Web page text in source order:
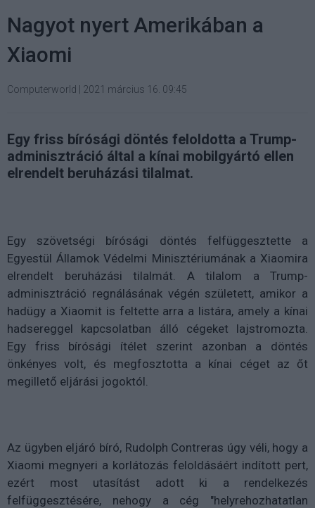
Nagyot nyert Amerikában a
Xiaomi
Computerworld | 2021 március 16. 09:45
Egy friss bírósági döntés feloldotta a Trump-
adminisztráció által a kínai mobilgyártó ellen
elrendelt beruházási tilalmat.
Egy szövetségi bírósági döntés felfüggesztette a
Egyestül Államok Védelmi Minisztériumának a Xiaomira
elrendelt beruházási tilalmát. A tilalom a Trump-
adminisztráció regnálásának végén született, amikor a
hadügy a Xiaomit is feltette arra a listára, amely a kínai
hadsereggel kapcsolatban álló cégeket lajstromozta.
Egy friss bírósági ítélet szerint azonban a döntés
önkényes volt, és megfosztotta a kínai céget az őt
megillető eljárási jogoktól.
Az ügyben eljáró bíró, Rudolph Contreras úgy véli, hogy a
Xiaomi megnyeri a korlátozás feloldásáért indított pert,
ezért most utasítást adott ki a rendelkezés
felfüggesztésére, nehogy a cég "helyrehozhatatlan